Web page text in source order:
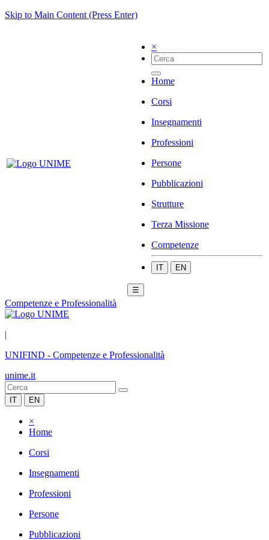
Skip to Main Content (Press Enter)
×
Home
Corsi
Insegnamenti
Professioni
Persone
Pubblicazioni
Strutture
Terza Missione
Competenze
IT EN
☰
Competenze e Professionalità
|
UNIFIND - Competenze e Professionalità
unime.it
IT EN
×
Home
Corsi
Insegnamenti
Professioni
Persone
Pubblicazioni